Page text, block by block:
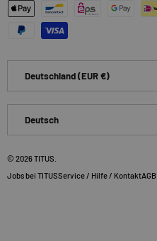
Zahlungsmethoden
Deutschland (EUR €)
Deutsch
© 2026TITUS
Jobs bei TITUSService / Hilfe / KontaktAGB